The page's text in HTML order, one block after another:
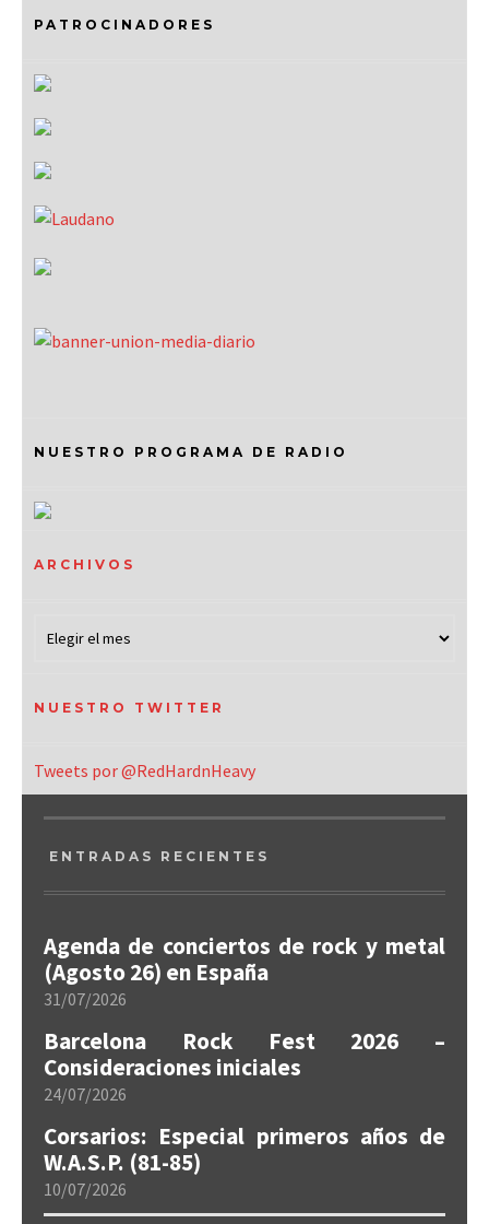
PATROCINADORES
NUESTRO PROGRAMA DE RADIO
ARCHIVOS
NUESTRO TWITTER
Tweets por @RedHardnHeavy
ENTRADAS RECIENTES
Agenda de conciertos de rock y metal
(Agosto 26) en España
31/07/2026
Barcelona Rock Fest 2026 –
Consideraciones iniciales
24/07/2026
Corsarios: Especial primeros años de
W.A.S.P. (81-85)
10/07/2026